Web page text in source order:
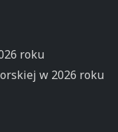
roku
w 2026 roku